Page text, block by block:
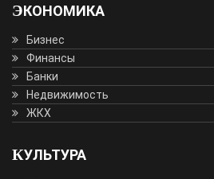
ЭКОНОМИКА
Бизнес
Финансы
Банки
Недвижимость
ЖКХ
КУЛЬТУРА